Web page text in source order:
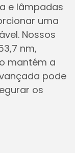
e lâmpadas
uma
Nossos
nm,
mantém a
pode
os